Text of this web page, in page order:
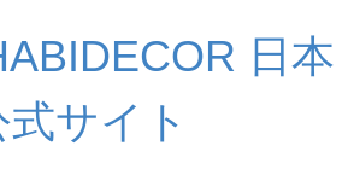
日本
式サイト